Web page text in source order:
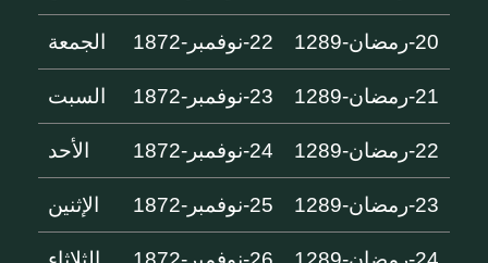
20-رمضان-1289 22-نوفمبر-1872 الجمعة
21-رمضان-1289 23-نوفمبر-1872 السبت
22-رمضان-1289 24-نوفمبر-1872 الأحد
23-رمضان-1289 25-نوفمبر-1872 الإثنين